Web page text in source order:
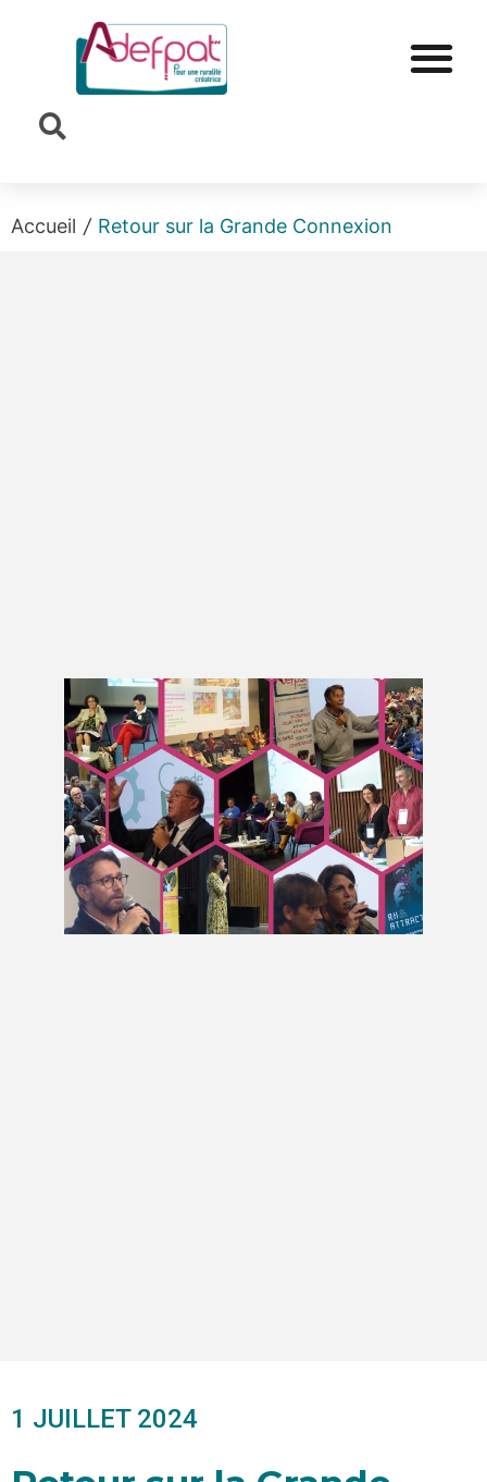
Accueil / Retour sur la Grande Connexion
1 JUILLET 2024